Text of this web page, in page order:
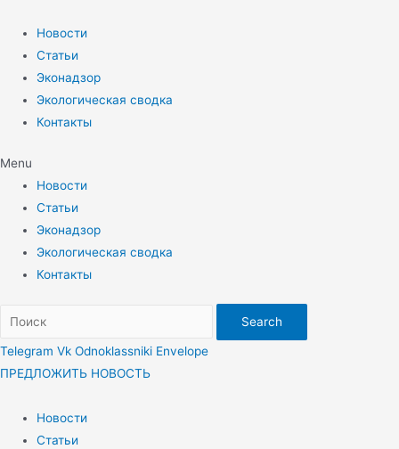
содержимому
Новости
Статьи
Эконадзор
Экологическая сводка
Контакты
Menu
Новости
Статьи
Эконадзор
Экологическая сводка
Контакты
Search
Telegram Vk Odnoklassniki Envelope
ПРЕДЛОЖИТЬ НОВОСТЬ
Новости
Статьи